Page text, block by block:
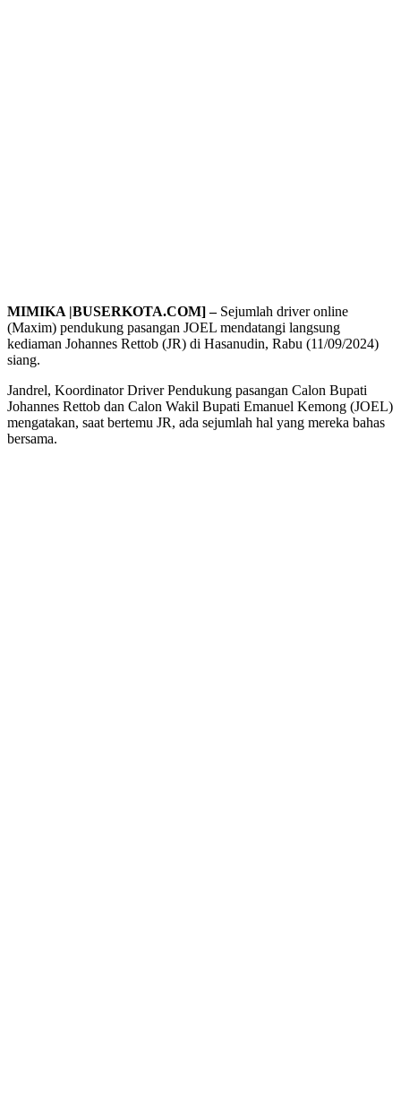
MIMIKA |BUSERKOTA.COM] –Sejumlah driver online
(Maxim) pendukung pasangan JOEL mendatangi langsung
kediaman Johannes Rettob (JR) di Hasanudin, Rabu (11/09/2024)
siang.
Jandrel, Koordinator Driver Pendukung pasangan Calon Bupati
Johannes Rettob dan Calon Wakil Bupati Emanuel Kemong (JOEL)
mengatakan, saat bertemu JR, ada sejumlah hal yang mereka bahas
bersama.